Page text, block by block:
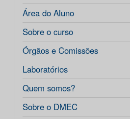
Área do Aluno
Sobre o curso
Órgãos e Comissões
Laboratórios
Quem somos?
Sobre o DMEC